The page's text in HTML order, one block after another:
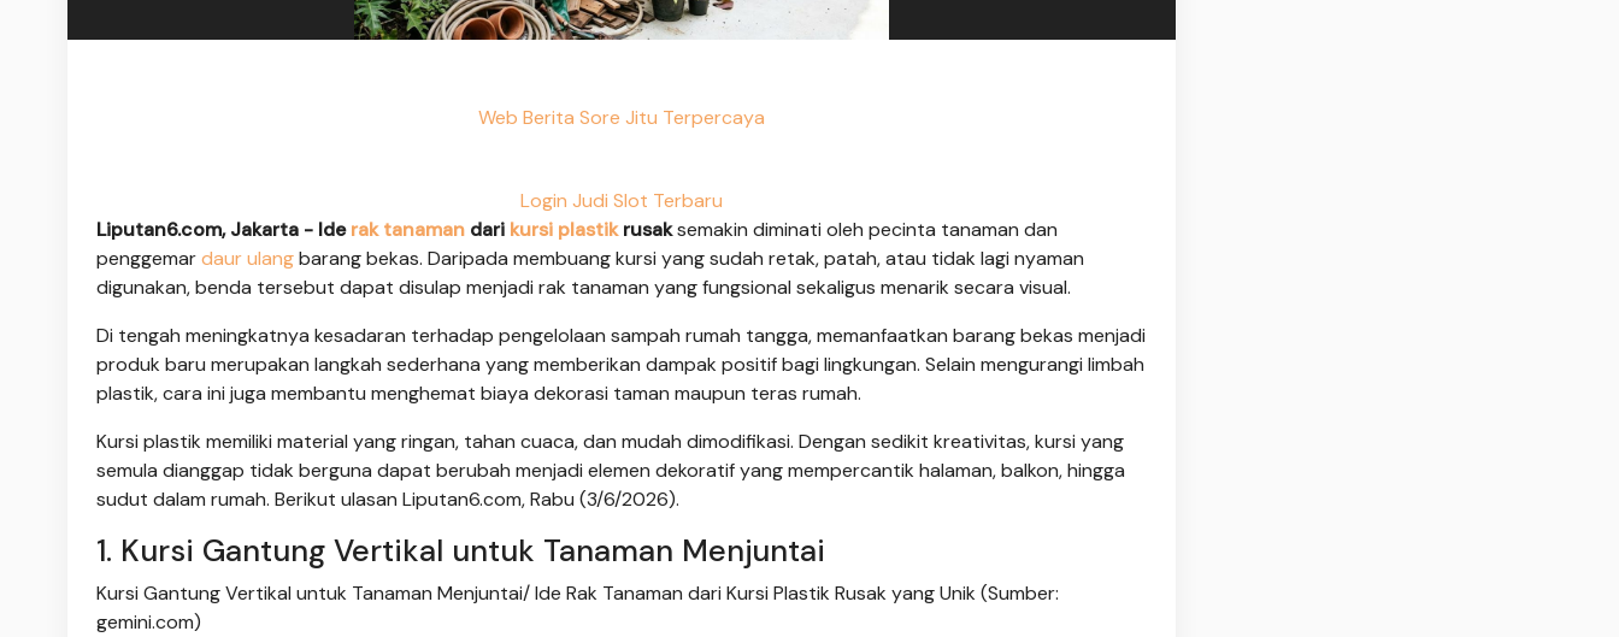
Web Berita Sore Jitu Terpercaya
Login Judi Slot Terbaru
Liputan6.com, Jakarta - Iderak tanaman dari kursi plastikrusaksemakin diminati oleh pecinta tanaman dan
penggemardaur ulangbarang bekas. Daripada membuang kursi yang sudah retak, patah, atau tidak lagi nyaman
digunakan, benda tersebut dapat disulap menjadi rak tanaman yang fungsional sekaligus menarik secara visual.
Di tengah meningkatnya kesadaran terhadap pengelolaan sampah rumah tangga, memanfaatkan barang bekas menjadi
produk baru merupakan langkah sederhana yang memberikan dampak positif bagi lingkungan. Selain mengurangi limbah
plastik, cara ini juga membantu menghemat biaya dekorasi taman maupun teras rumah.
Kursi plastik memiliki material yang ringan, tahan cuaca, dan mudah dimodifikasi. Dengan sedikit kreativitas, kursi yang
semula dianggap tidak berguna dapat berubah menjadi elemen dekoratif yang mempercantik halaman, balkon, hingga
sudut dalam rumah. Berikut ulasan Liputan6.com, Rabu (3/6/2026).
1. Kursi Gantung Vertikal untuk Tanaman Menjuntai
Kursi Gantung Vertikal untuk Tanaman Menjuntai/ Ide Rak Tanaman dari Kursi Plastik Rusak yang Unik (Sumber:
gemini.com)